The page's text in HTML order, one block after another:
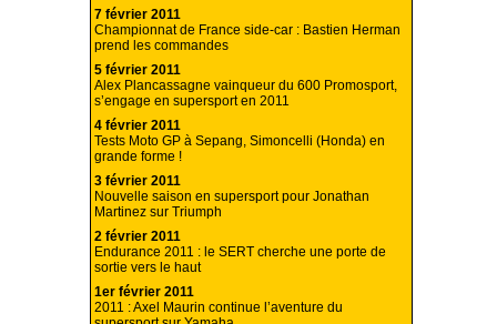
7 février 2011
Championnat de France side-car : Bastien Herman
prend les commandes
5 février 2011
Alex Plancassagne vainqueur du 600 Promosport,
s’engage en supersport en 2011
4 février 2011
Tests Moto GP à Sepang, Simoncelli (Honda) en
grande forme !
3 février 2011
Nouvelle saison en supersport pour Jonathan
Martinez sur Triumph
2 février 2011
Endurance 2011 : le SERT cherche une porte de
sortie vers le haut
1er février 2011
2011 : Axel Maurin continue l’aventure du